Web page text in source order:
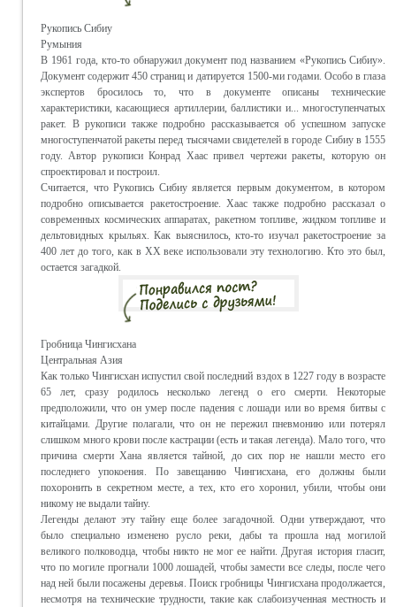
Рукопись Сибиу
Румыния
В 1961 года, кто-то обнаружил документ под названием «Рукопись Сибиу».
Документ содержит 450 страниц и датируется 1500-ми годами. Особо в глаза
экспертов бросилось то, что в документе описаны технические
характеристики, касающиеся артиллерии, баллистики и... многоступенчатых
ракет. В рукописи также подробно рассказывается об успешном запуске
многоступенчатой ракеты перед тысячами свидетелей в городе Сибиу в 1555
году. Автор рукописи Конрад Хаас привел чертежи ракеты, которую он
спроектировал и построил.
Считается, что Рукопись Сибиу является первым документом, в котором
подробно описывается ракетостроение. Хаас также подробно рассказал о
современных космических аппаратах, ракетном топливе, жидком топливе и
дельтовидных крыльях. Как выяснилось, кто-то изучал ракетостроение за
400 лет до того, как в XX веке использовали эту технологию. Кто это был,
остается загадкой.
Гробница Чингисхана
Центральная Азия
Как только Чингисхан испустил свой последний вздох в 1227 году в возрасте
65 лет, сразу родилось несколько легенд о его смерти. Некоторые
предположили, что он умер после падения с лошади или во время битвы с
китайцами. Другие полагали, что он не пережил пневмонию или потерял
слишком много крови после кастрации (есть и такая легенда). Мало того, что
причина смерти Хана является тайной, до сих пор не нашли место его
последнего упокоения. По завещанию Чингисхана, его должны были
похоронить в секретном месте, а тех, кто его хоронил, убили, чтобы они
никому не выдали тайну.
Легенды делают эту тайну еще более загадочной. Одни утверждают, что
было специально изменено русло реки, дабы та прошла над могилой
великого полководца, чтобы никто не мог ее найти. Другая история гласит,
что по могиле прогнали 1000 лошадей, чтобы замести все следы, после чего
над ней были посажены деревья. Поиск гробницы Чингисхана продолжается,
несмотря на технические трудности, такие как слабоизученная местность и